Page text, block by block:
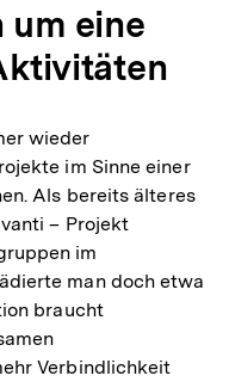
um eine
wieder
im Sinne einer
Als bereits älteres
– Projekt
im
man doch etwa
braucht
Verbindlichkeit